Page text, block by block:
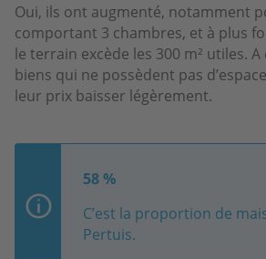
Oui, ils ont augmenté, notamment
comportant 3 chambres, et à plus
le terrain excède les 300 m² utiles.
biens qui ne possèdent pas
leur prix baisser légèrement.
58 %
C’est la proportion de
Pertuis.